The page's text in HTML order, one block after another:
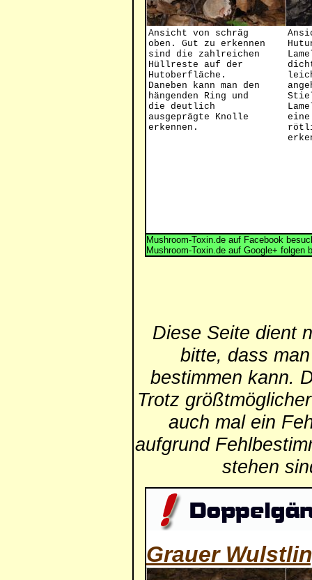
Ansicht von schräg
oben. Gut zu erkennen
sind die zahlreichen
Hüllreste auf der
Hutoberfläche.
Daneben kann man den
hängenden Ring und
die deutlich
ausgeprägte Knolle
erkennen.
Mushroom-Toxin.de auf Facebook
Mushroom-Toxin.de auf Google+ folgen
Diese Seite dient
bitte, dass
bestimmen kann.
Trotz
auch mal ein
aufgrund
stehen
Grauer